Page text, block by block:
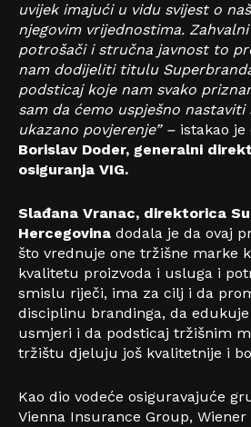
uvijek imajući u vidu svijest o
njegovim vrijednostima.
potrošači i stručna javnost to
nam dodijeliti titulu
podsticaj koje nam svako
sam da ćemo uspješno
ukazano povjerenje” – istakao
Borislav Doder, generalni
osiguranja VIG.
Slađana Vranac, direktorica
Hercegovina dodala je da ovaj
što vrednuje one tržišne marke
kvalitetu proizvoda i usluga i
smislu riječi, ima za cilj i da
disciplinu brandinga, da
usmjeri i da podsticaj tržišnim
tržištu djeluju još kvalitetnije i
Kao dio vodeće osiguravajuće
Vienna Insurance Group, Wiener